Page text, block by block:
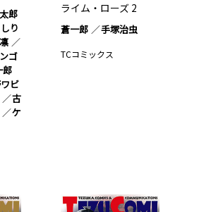
郎
しり
ゴ
郎
ビ
古
ケ
ライム・ローズ 2
蒼一郎 手塚治虫
TCコミックス